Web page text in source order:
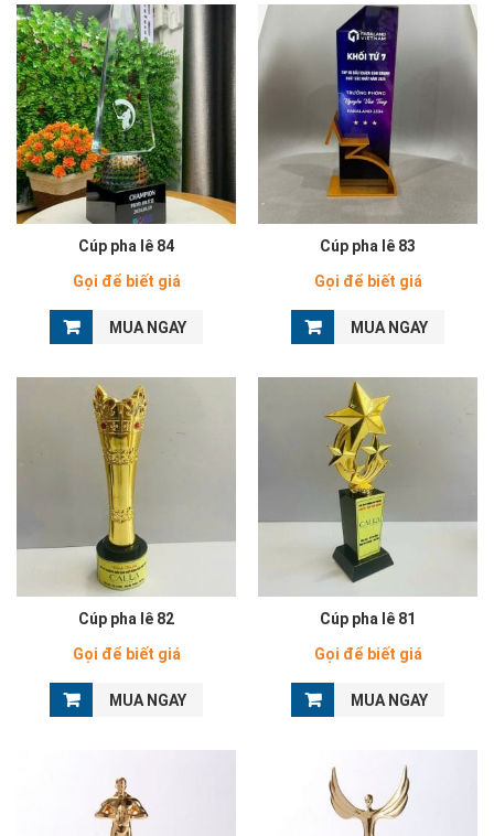
Cúp pha lê 84
Gọi để biết giá
MUA NGAY
Cúp pha lê 83
Gọi để biết giá
MUA NGAY
Cúp pha lê 82
Gọi để biết giá
MUA NGAY
Cúp pha lê 81
Gọi để biết giá
MUA NGAY